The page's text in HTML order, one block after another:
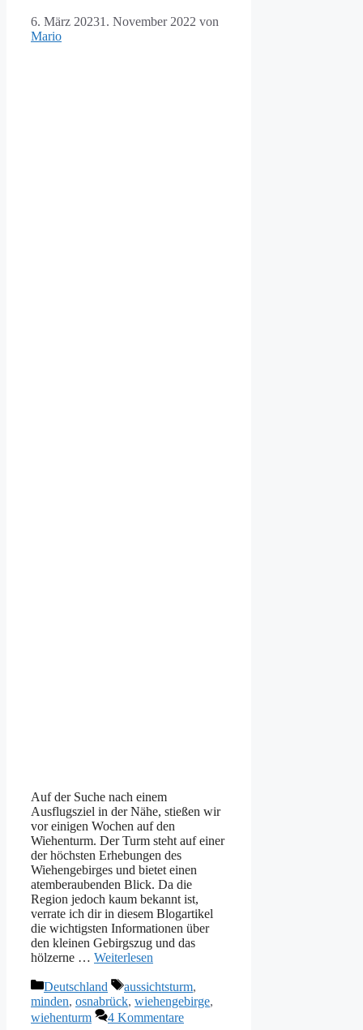
6. März 20231. November 2022 von
Mario
Auf der Suche nach einem
Ausflugsziel in der Nähe, stießen wir
vor einigen Wochen auf den
Wiehenturm. Der Turm steht auf einer
der höchsten Erhebungen des
Wiehengebirges und bietet einen
atemberaubenden Blick. Da die
Region jedoch kaum bekannt ist,
verrate ich dir in diesem Blogartikel
die wichtigsten Informationen über
den kleinen Gebirgszug und das
hölzerne … Weiterlesen
Kategorien
Deutschland Schlagwörter
aussichtsturm,
minden, osnabrück, wiehengebirge,
wiehenturm
4 Kommentare